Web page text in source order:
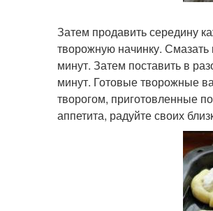
Затем продавить середину
творожную начинку.
минут. Затем поставить в
минут. Готовые творожные
творогом, приготовленные
аппетита, радуйте своих